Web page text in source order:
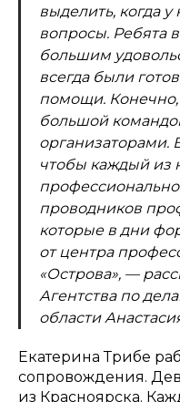
выделить, когда
вопросы. Ребята
большим
всегда были
помощи. Конечно,
большой
организаторами.
чтобы каждый из
проводников
которые в дни
от центра
«Острова», —
Агентства по
области
Екатерина Трибе
сопровождения.
из Красноярска.